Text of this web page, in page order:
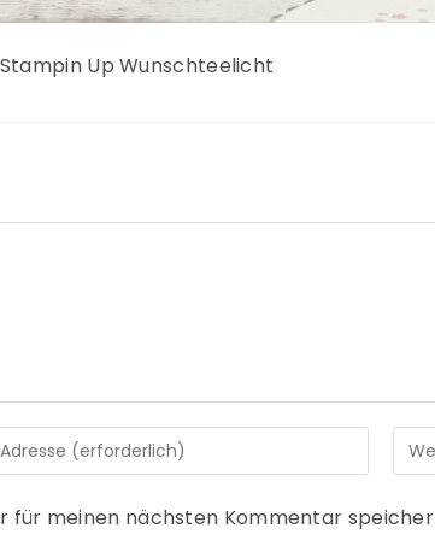
Up Wunschteelicht
für meinen nächsten Kommentar